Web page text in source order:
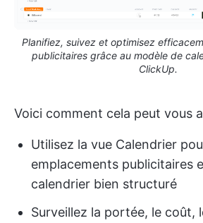
Planifiez, suivez et optimisez
publicitaires grâce au modèle de
ClickUp.
Voici comment cela peut vous
Utilisez la vue Calendrier
emplacements publicitaires
calendrier bien structuré
Surveillez la portée, le coût,